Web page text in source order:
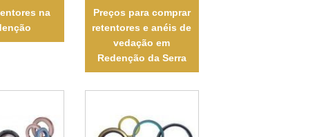
na
Preços para comprar
retentores e anéis de
vedação em
Redenção da Serra